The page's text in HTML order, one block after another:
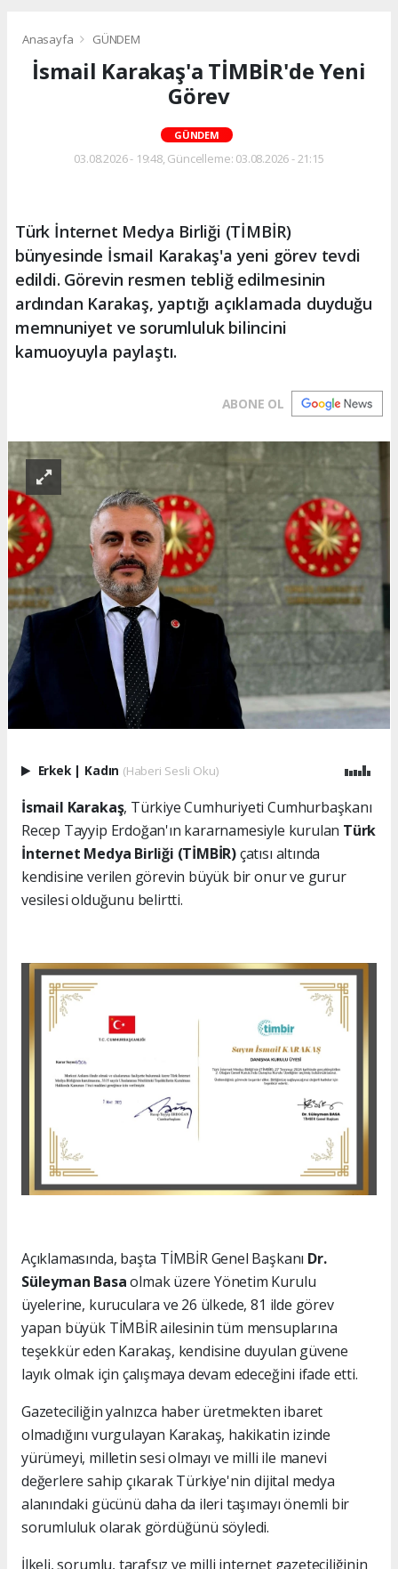
Anasayfa GÜNDEM
İsmail Karakaş'a TİMBİR'de Yeni
Görev
GÜNDEM
03.08.2026 - 19:48, Güncelleme: 03.08.2026 - 21:15
Türk İnternet Medya Birliği (TİMBİR)
bünyesinde İsmail Karakaş'a yeni görev tevdi
edildi. Görevin resmen tebliğ edilmesinin
ardından Karakaş, yaptığı açıklamada duyduğu
memnuniyet ve sorumluluk bilincini
kamuoyuyla paylaştı.
ABONE OL
Erkek | Kadın (Haberi Sesli Oku)
İsmail Karakaş, Türkiye Cumhuriyeti Cumhurbaşkanı
Recep Tayyip Erdoğan'ın kararnamesiyle kurulan Türk
İnternet Medya Birliği (TİMBİR)çatısı altında
kendisine verilen görevin büyük bir onur ve gurur
vesilesi olduğunu belirtti.
Açıklamasında, başta TİMBİR Genel Başkanı Dr.
Süleyman Basaolmak üzere Yönetim Kurulu
üyelerine, kuruculara ve 26 ülkede, 81 ilde görev
yapan büyük TİMBİR ailesinin tüm mensuplarına
teşekkür eden Karakaş, kendisine duyulan güvene
layık olmak için çalışmaya devam edeceğini ifade etti.
Gazeteciliğin yalnızca haber üretmekten ibaret
olmadığını vurgulayan Karakaş, hakikatin izinde
yürümeyi, milletin sesi olmayı ve milli ile manevi
değerlere sahip çıkarak Türkiye'nin dijital medya
alanındaki gücünü daha da ileri taşımayı önemli bir
sorumluluk olarak gördüğünü söyledi.
İlkeli, sorumlu, tarafsız ve milli internet gazeteciliğinin